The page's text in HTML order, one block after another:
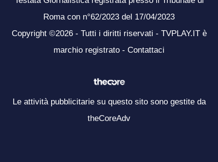
Roma con n°62/2023 del 17/04/2023
Copyright ©2026 - Tutti i diritti riservati - TVPLAY.IT è
marchio registrato - Contattaci
Le attività pubblicitarie su questo sito sono gestite da
theCoreAdv